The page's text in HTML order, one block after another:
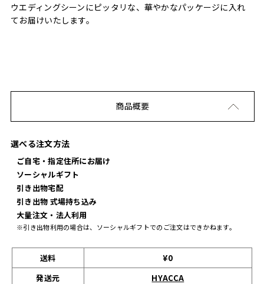
ウエディングシーンにピッタリな、華やかなパッケージに入れ
てお届けいたします。
商品概要
選べる注文方法
ご自宅・指定住所にお届け
ソーシャルギフト
引き出物宅配
引き出物 式場持ち込み
大量注文・法人利用
※引き出物利用の場合は、ソーシャルギフトでのご注文はできかねます。
送料
¥0
発送元
HYACCA